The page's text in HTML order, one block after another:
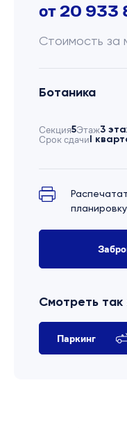
от 20 933
Стоимость за
Ботаника
Секция5Этаж3
Срок сдачиI
планировку
Смотреть
Паркинг